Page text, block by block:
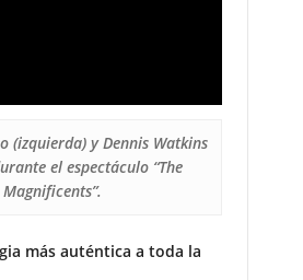
(izquierda) y Dennis Watkins
el espectáculo “The
Magnificents”.
más auténtica a toda la